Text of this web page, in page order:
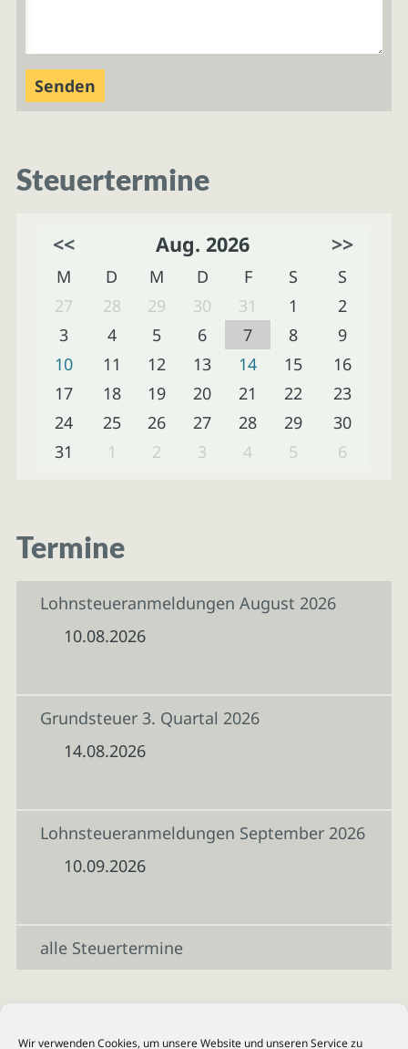
Wir verwenden Cookies, um unsere Website und unseren Service zu
Steuertermine
<< Aug. 2026 >>
M D M D F S
S
27
28 29 30 31 1
2
3
4 5 6 7 8
9
10
11 12 13 14 15
16
17
18 19 20 21 22
23
24
25 26 27 28 29
30
31
1 2 3 4 5 6
Termine
Lohnsteueranmeldungen August 2026
10.08.2026
Grundsteuer 3. Quartal 2026
14.08.2026
Lohnsteueranmeldungen September 2026
10.09.2026
alle Steuertermine